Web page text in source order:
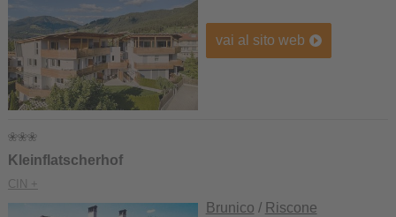
vai al sito web
Kleinflatscherhof
CIN +
Brunico / Riscone